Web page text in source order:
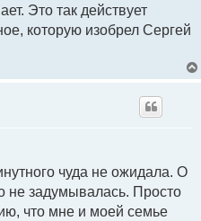
Это так действует
которую изобрел Сергей
чуда не ожидала. О
не задумывалась. Просто
что мне и моей семье